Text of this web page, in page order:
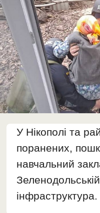
У Нікополі та
поранених,
навчальний
інфраструктура.